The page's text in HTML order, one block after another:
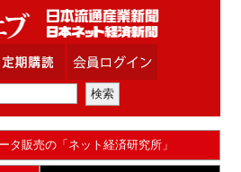
タ販売の「ネット経済研究所」